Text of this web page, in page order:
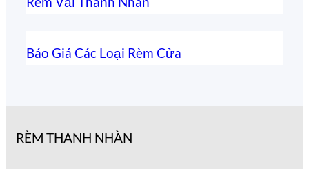
Báo Giá Các Loại Rèm Cửa
RÈM THANH NHÀN